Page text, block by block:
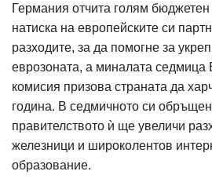
Германия отчита голям
натиска на европейските си
разходите, за да помогне за
еврозоната, а миналата седмица
комисия призова страната да
година. В седмичното си
правителството ѝ ще увеличи
железници и широколентов
образование.